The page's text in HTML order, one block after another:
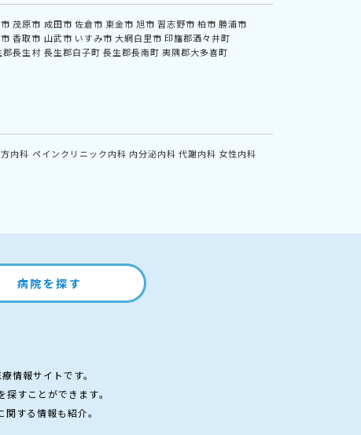
茂原市 成田市 佐倉市 東金市 旭市 習志野市 柏市 勝浦市
香取市 山武市 いすみ市 大網白里市 印旛郡酒々井町
郡長生村 長生郡白子町 長生郡長南町 夷隅郡大多喜町
内科 ペインクリニック内科 内分泌内科 代謝内科 女性内科
病院を探す
情報サイトです。
すことができます。
する情報も紹介。